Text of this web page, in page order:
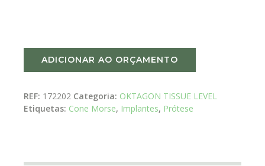
ADICIONAR AO ORÇAMENTO
REF: 172202 Categoria: OKTAGON TISSUE LEVEL
Etiquetas: Cone Morse, Implantes, Prótese